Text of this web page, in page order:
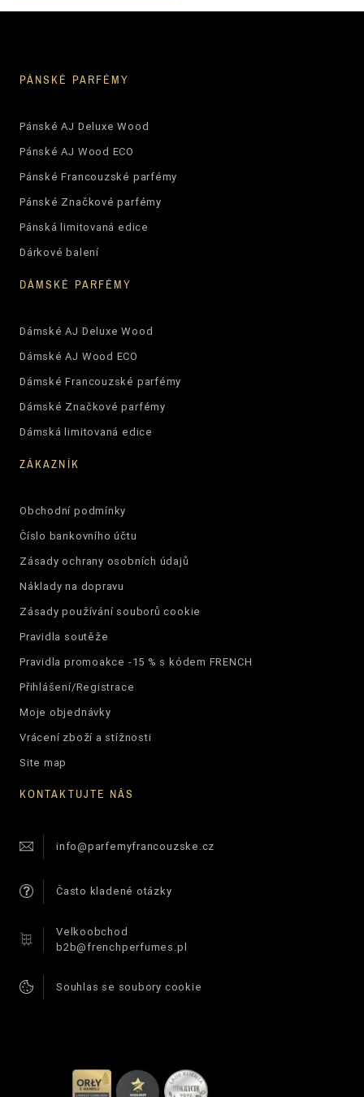
PÁNSKÉ PARFÉMY
Pánské AJ Deluxe Wood
Pánské AJ Wood ECO
Pánské Francouzské parfémy
Pánské Značkové parfémy
Pánská limitovaná edice
Dárkové balení
DÁMSKÉ PARFÉMY
Dámské AJ Deluxe Wood
Dámské AJ Wood ECO
Dámské Francouzské parfémy
Dámské Značkové parfémy
Dámská limitovaná edice
ZÁKAZNÍK
Obchodní podmínky
Číslo bankovního účtu
Zásady ochrany osobních údajů
Náklady na dopravu
Zásady používání souborů cookie
Pravidla soutěže
Pravidla promoakce -15 % s kódem FRENCH
Přihlášení/Registrace
Moje objednávky
Vrácení zboží a stížnosti
Site map
KONTAKTUJTE NÁS
info@parfemyfrancouzske.cz
Často kladené otázky
Velkoobchod
b2b@frenchperfumes.pl
Souhlas se soubory cookie